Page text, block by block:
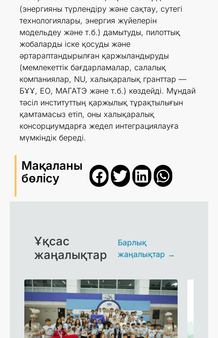
(энергияны түрлендіру және сақтау, сутегі
технологиялары, энергия жүйелерін
модельдеу және т.б.) дамытуды, пилоттық
жобаларды іске қосуды және
әртараптандырылған қаржыландыруды
(мемлекеттік бағдарламалар, салалық
компаниялар, NU, халықаралық гранттар —
БҰҰ, ЕО, МАГАТЭ және т.б.) көздейді. Мұндай
тәсіл институттың қаржылық тұрақтылығын
қамтамасыз етіп, оны халықаралық
консорциумдарға жедел интеграциялауға
мүмкіндік береді.
Мақаланы
бөлісу
Ұқсас
жаңалықтар
Барлық
жаңалықтар →